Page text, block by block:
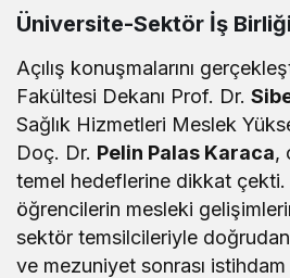
Üniversite-Sektör İş
Açılış konuşmalarını
Fakültesi Dekanı Prof. Dr.
Sağlık Hizmetleri Meslek
Doç. Dr. Pelin Palas Karaca,
temel hedeflerine dikkat çekti.
öğrencilerin mesleki
sektör temsilcileriyle
ve mezuniyet sonrası istihdam